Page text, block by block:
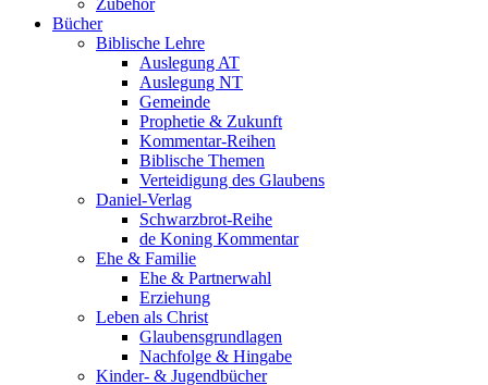
Zubehör
Bücher
Biblische Lehre
Auslegung AT
Auslegung NT
Gemeinde
Prophetie & Zukunft
Kommentar-Reihen
Biblische Themen
Verteidigung des Glaubens
Daniel-Verlag
Schwarzbrot-Reihe
de Koning Kommentar
Ehe & Familie
Ehe & Partnerwahl
Erziehung
Leben als Christ
Glaubensgrundlagen
Nachfolge & Hingabe
Kinder- & Jugendbücher